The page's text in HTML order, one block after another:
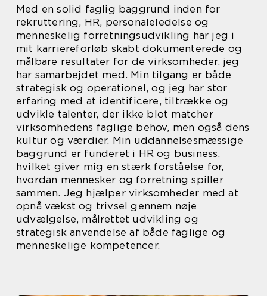
Med en solid faglig baggrund inden for
rekruttering, HR, personaleledelse og
menneskelig forretningsudvikling har jeg i
mit karriereforløb skabt dokumenterede og
målbare resultater for de virksomheder, jeg
har samarbejdet med. Min tilgang er både
strategisk og operationel, og jeg har stor
erfaring med at identificere, tiltrække og
udvikle talenter, der ikke blot matcher
virksomhedens faglige behov, men også dens
kultur og værdier. Min uddannelsesmæssige
baggrund er funderet i HR og business,
hvilket giver mig en stærk forståelse for,
hvordan mennesker og forretning spiller
sammen. Jeg hjælper virksomheder med at
opnå vækst og trivsel gennem nøje
udvælgelse, målrettet udvikling og
strategisk anvendelse af både faglige og
menneskelige kompetencer.